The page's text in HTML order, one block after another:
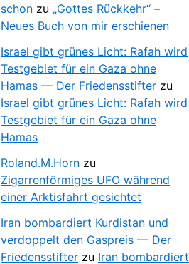
schon zu „Gottes Rückkehr“ –
Neues Buch von mir erschienen
Israel gibt grünes Licht: Rafah wird
Testgebiet für ein Gaza ohne
Hamas — Der Friedensstifter zu
Israel gibt grünes Licht: Rafah wird
Testgebiet für ein Gaza ohne
Hamas
Roland.M.Horn zu
Zigarrenförmiges UFO während
einer Arktisfahrt gesichtet
Iran bombardiert Kurdistan und
verdoppelt den Gaspreis — Der
Friedensstifter zu Iran bombardiert